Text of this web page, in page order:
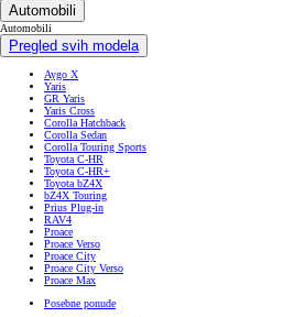
Automobili
Automobili
Pregled svih modela
Aygo X
Yaris
GR Yaris
Yaris Cross
Corolla Hatchback
Corolla Sedan
Corolla Touring Sports
Toyota C-HR
Toyota C-HR+
Toyota bZ4X
bZ4X Touring
Prius Plug-in
RAV4
Proace
Proace Verso
Proace City
Proace City Verso
Proace Max
Posebne ponude